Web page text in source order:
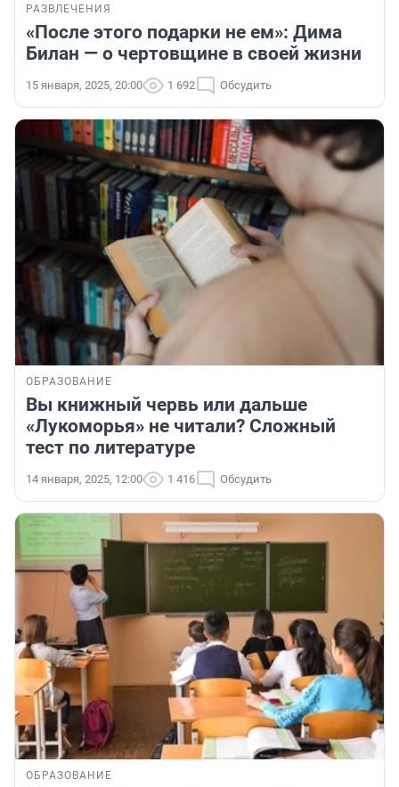
РАЗВЛЕЧЕНИЯ
«После этого подарки не ем»: Дима
Билан — о чертовщине в своей жизни
15 января, 2025, 20:00 1 692 Обсудить
ОБРАЗОВАНИЕ
Вы книжный червь или дальше
«Лукоморья» не читали? Сложный
тест по литературе
14 января, 2025, 12:00 1 416 Обсудить
ОБРАЗОВАНИЕ